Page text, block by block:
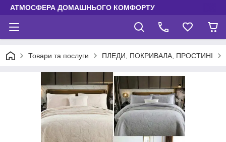
АТМОСФЕРА ДОМАШНЬОГО КОМФОРТУ
Товари та послуги ПЛЕДИ, ПОКРИВАЛА, ПРОСТИНІ